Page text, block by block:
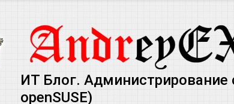
ИТ Блог. Администрирование
openSUSE)